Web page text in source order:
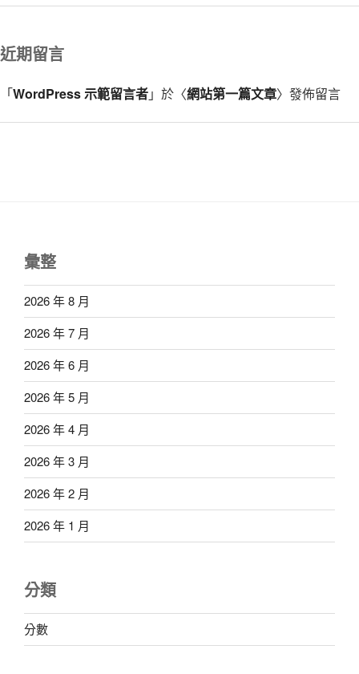
近期留言
「WordPress 示範留言者」於〈網站第一篇文章〉發佈留言
彙整
2026 年 8 月
2026 年 7 月
2026 年 6 月
2026 年 5 月
2026 年 4 月
2026 年 3 月
2026 年 2 月
2026 年 1 月
分類
分數